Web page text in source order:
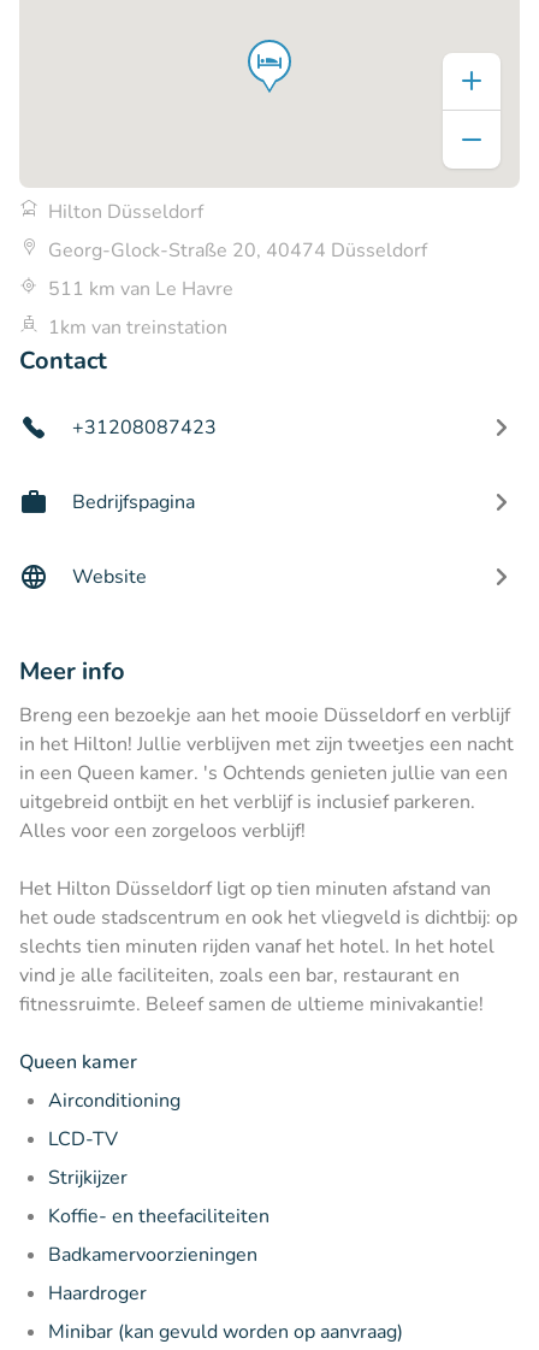
Hilton Düsseldorf
Georg-Glock-Straße 20, 40474 Düsseldorf
511 km van Le Havre
1km van treinstation
Contact
+31208087423
Bedrijfspagina
Website
Meer info
Breng een bezoekje aan het mooie Düsseldorf en verblijf
in het Hilton! Jullie verblijven met zijn tweetjes een nacht
in een Queen kamer. 's Ochtends genieten jullie van een
uitgebreid ontbijt en het verblijf is inclusief parkeren.
Alles voor een zorgeloos verblijf!
Het Hilton Düsseldorf ligt op tien minuten afstand van
het oude stadscentrum en ook het vliegveld is dichtbij: op
slechts tien minuten rijden vanaf het hotel. In het hotel
vind je alle faciliteiten, zoals een bar, restaurant en
fitnessruimte. Beleef samen de ultieme minivakantie!
Queen kamer
Airconditioning
LCD-TV
Strijkijzer
Koffie- en theefaciliteiten
Badkamervoorzieningen
Haardroger
Minibar (kan gevuld worden op aanvraag)